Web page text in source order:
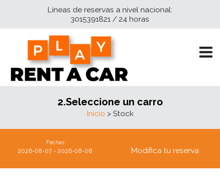
Líneas de reservas a nivel nacional:
3015391821 / 24 horas
2.Seleccione un carro
Inicio > Stock
Fechas
2026-08-07 - 2026-08-08 Modifica tu reserva